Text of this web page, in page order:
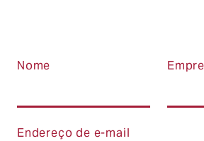
Nome
Endereço de e-mail